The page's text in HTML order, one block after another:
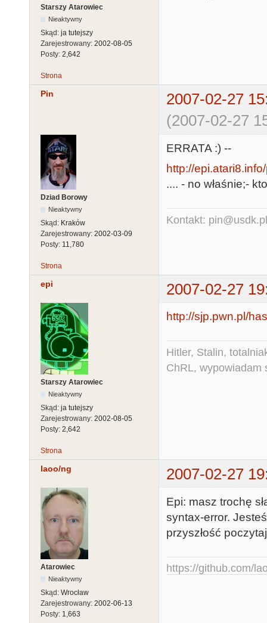
Starszy Atarowiec
Nieaktywny
Skąd: ja tutejszy
Zarejestrowany: 2002-08-05
Posty: 2,642
Strona
Pin
2007-02-27
(2007-02-27
Dziad Borowy
Nieaktywny
Skąd: Kraków
Zarejestrowany: 2002-03-09
Posty: 11,780
ERRATA :) --
http://
.... - no właśnie;-
Kontakt: pin@usdk.pl
Strona
epi 2007-02-27
Starszy Atarowiec
Nieaktywny
Skąd: ja tutejszy
Zarejestrowany: 2002-08-05
Posty: 2,642
http://sjp.pwn.pl/
Hitler, Stalin,
ChRL, wypowiadam
Strona
laoo/ng 2007-02-27
Atarowiec
Nieaktywny
Skąd: Wrocław
Zarejestrowany: 2002-06-13
Posty: 1,663
Epi: masz trochę
syntax-error.
przyszłość
https://github.com/